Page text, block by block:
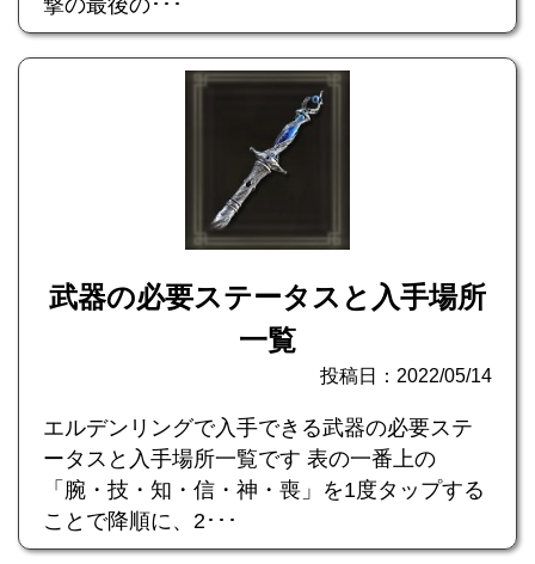
撃の最後の･･･
武器の必要ステータスと入手場所
一覧
投稿日：2022/05/14
エルデンリングで入手できる武器の必要ステ
ータスと入手場所一覧です 表の一番上の
「腕・技・知・信・神・喪」を1度タップする
ことで降順に、2･･･